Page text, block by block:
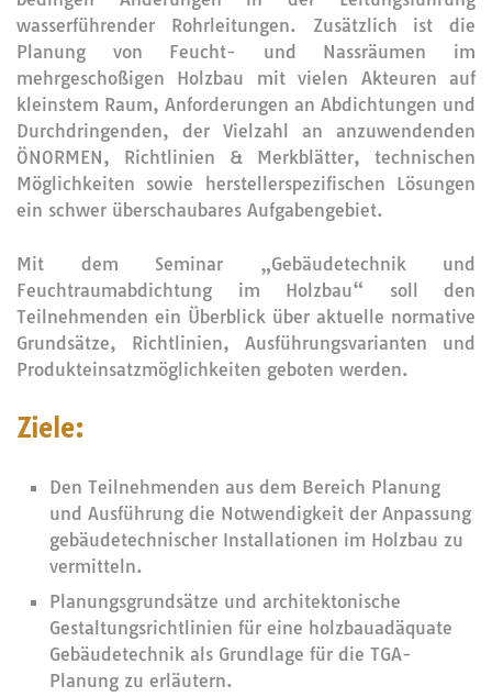
wasserführender Rohrleitungen. Zusätzlich ist die
Planung von Feucht- und Nassräumen im
mehrgeschoßigen Holzbau mit vielen Akteuren auf
kleinstem Raum, Anforderungen an Abdichtungen und
Durchdringenden, der Vielzahl an anzuwendenden
ÖNORMEN, Richtlinien & Merkblätter, technischen
Möglichkeiten sowie herstellerspezifischen Lösungen
ein schwer überschaubares Aufgabengebiet.
Mit dem Seminar „Gebäudetechnik und
Feuchtraumabdichtung im Holzbau“ soll den
Teilnehmenden ein Überblick über aktuelle normative
Grundsätze, Richtlinien, Ausführungsvarianten und
Produkteinsatzmöglichkeiten geboten werden.
Ziele:
Den Teilnehmenden aus dem Bereich Planung
und Ausführung die Notwendigkeit der Anpassung
gebäudetechnischer Installationen im Holzbau zu
vermitteln.
Planungsgrundsätze und architektonische
Gestaltungsrichtlinien für eine holzbauadäquate
Gebäudetechnik als Grundlage für die TGA-
Planung zu erläutern.